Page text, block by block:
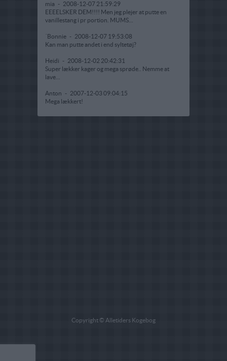
mia - 2008-12-07 21:59:29
EEEELSKER DEM!!!! Men jeg plejer at putte en
vanillestang i pr portion. MUMS...
´Bonnie - 2008-12-07 19:53:08
Kan man putte andet i end syltetøj?
Heidi - 2008-12-02 20:42:31
Super lækker kager og mega sprøde.. Nemme at
lave...
Anton - 2007-12-03 09:04:15
Mega lækkert!
Copyright © Alletiders Kogebog